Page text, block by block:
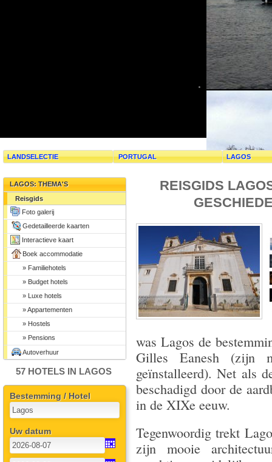
LANDSELECTIE PORTUGAL LAGOS
LAGOS: THEMA'S
Reisgids
Foto galerij
Gedetailleerde kaarten
Interactieve kaart
Boek accommodatie
» Familiehotels
» Budget hotels
» Luxe hotels
» Appartementen
» Hostels
» Pensions
Autoverhuur
57 HOTELS IN LAGOS
Bestemming / Hotel
Uw datum
REISGIDS
was Lagos de
Gilles Eanesh (zijn
geïnstalleerd). Net als
beschadigd door de
in de XIXe eeuw.
Tegenwoordig trekt
zijn mooie